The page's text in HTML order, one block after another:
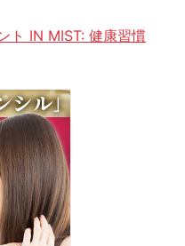
ト IN MIST: 健康習慣